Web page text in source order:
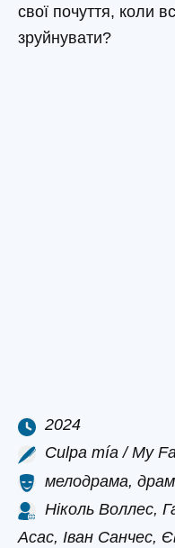
свої почуття, коли
зруйнувати?
2024
Culpa mía / My
мелодрама,
Ніколь Воллес,
Асас, Іван Санчес,